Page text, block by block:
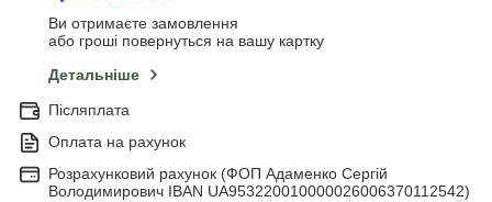
Ви отримаєте замовлення
або гроші повернуться на вашу картку
Детальніше
Післяплата
Оплата на рахунок
Розрахунковий рахунок (ФОП Адаменко Сергій
Володимирович IBAN UA953220010000026006370112542)